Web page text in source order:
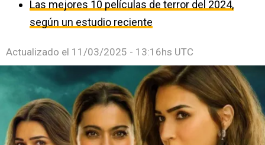
Las mejores 10 películas de terror del 2024,
según un estudio reciente
Actualizado el 11/03/2025 - 13:16hs UTC